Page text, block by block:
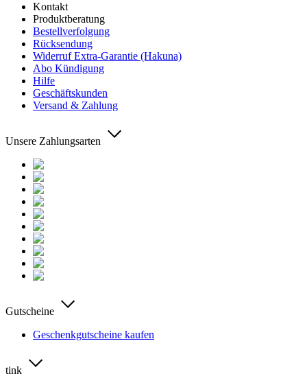
Kontakt
Produktberatung
Bestellverfolgung
Rücksendung
Widerruf Extra-Garantie (Hakuna)
Abo Kündigung
Hilfe
Geschäftskunden
Versand & Zahlung
Unsere Zahlungsarten
Gutscheine
Geschenkgutscheine kaufen
tink